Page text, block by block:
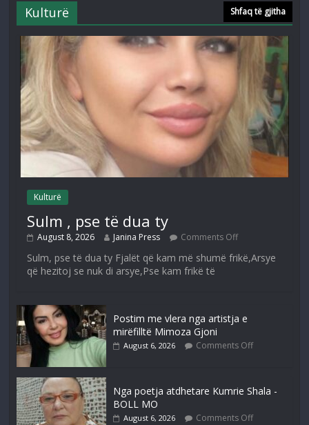
Kulturë Shfaq të gjitha
Kulturë
Sulm , pse të dua ty
August 8, 2026 Janina Press Comments Off
Sulm, pse të dua ty Fjalët që kam më shumë frikë,Arsye
që hezitoj se nuk di arsye,Pse kam frikë të
Postim me vlera nga artistja e
mirëfilltë Mimoza Gjoni
August 6, 2026 Comments Off
Nga poetja atdhetare Kumrie Shala -
BOLL MO
August 6, 2026 Comments Off